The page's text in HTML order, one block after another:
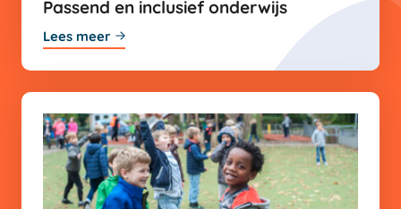
Passend en inclusief onderwijs
Lees meer